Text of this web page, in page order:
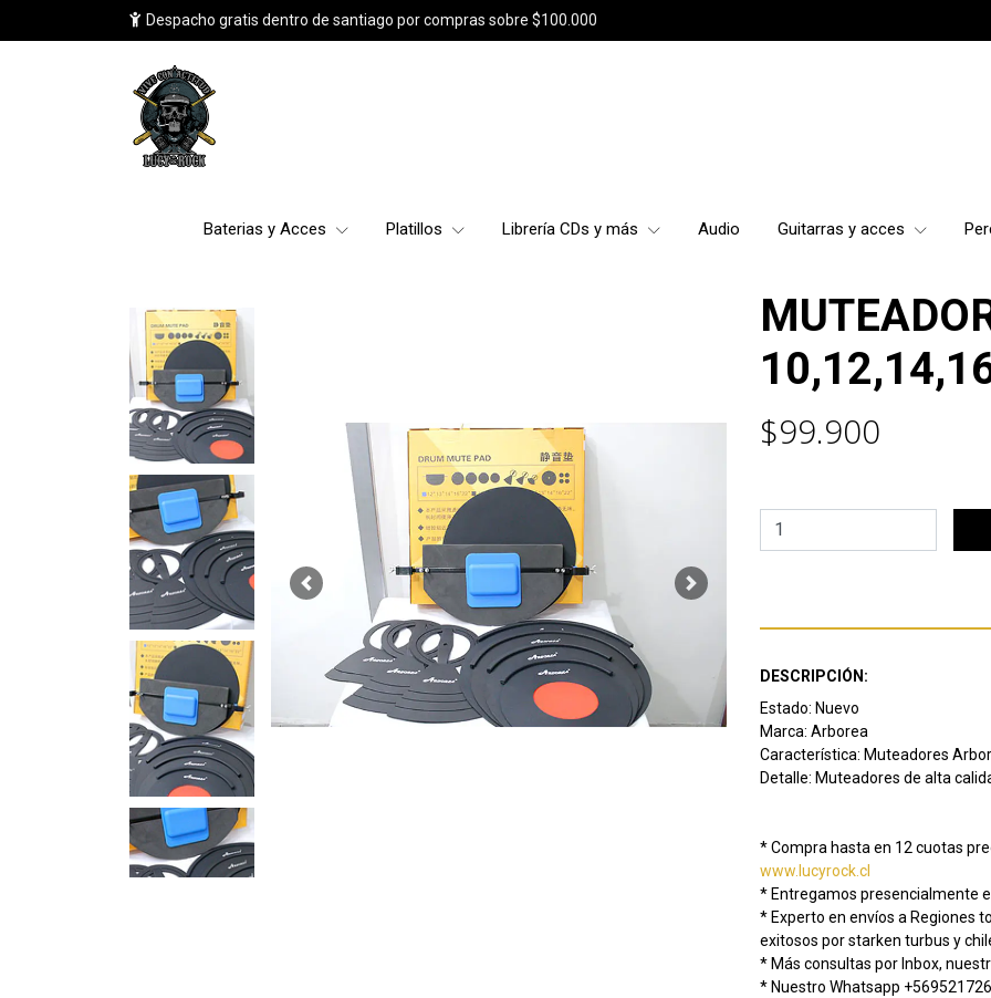
Despacho gratis dentro de santiago por compras sobre $100.000
Baterias y Acces Platillos Librería CDs y más Audio Guitarras y acces
Previous Next
$99.900
DESCRIPCIÓN:
Estado: Nuevo
Marca: Arborea
Característica: Muteadores
Detalle: Muteadores de alta
* Compra hasta en 12 cuotas
www.lucyrock.cl
* Entregamos presencialmente
* Experto en envíos a Regiones
exitosos por starken turbus y
* Más consultas por Inbox,
* Nuestro Whatsapp